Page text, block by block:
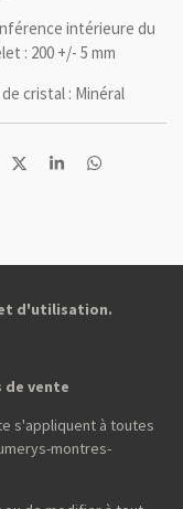
intérieure du
: 200 +/- 5 mm
cristal : Minéral
P
e
P
e
P
e
et d'utilisation.
vente
s'appliquent à toutes
montres-